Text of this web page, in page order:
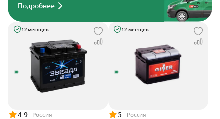
Подробнее
12 месяцев
4.9 Россия
12 месяцев
5 Россия